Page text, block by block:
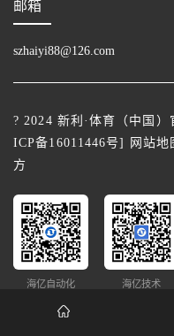
邮箱
szhaiyi88@126.com
? 2024 新利·体育（中国
ICP备16011446号] 网站地
方
海亿自动化 海亿技术